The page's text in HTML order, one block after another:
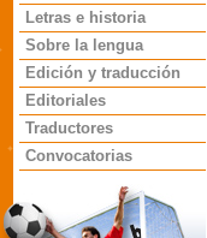
Letras e historia
Sobre la lengua
Edición y traducción
Editoriales
Traductores
Convocatorias